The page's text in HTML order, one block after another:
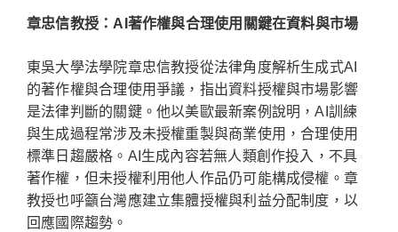
章忠信教授：AI著作權與合理使用關鍵在資料與市場
東吳大學法學院章忠信教授從法律角度解析生成式AI
的著作權與合理使用爭議，指出資料授權與市場影響
是法律判斷的關鍵。他以美歐最新案例說明，AI訓練
與生成過程常涉及未授權重製與商業使用，合理使用
標準日趨嚴格。AI生成內容若無人類創作投入，不具
著作權，但未授權利用他人作品仍可能構成侵權。章
教授也呼籲台灣應建立集體授權與利益分配制度，以
回應國際趨勢。